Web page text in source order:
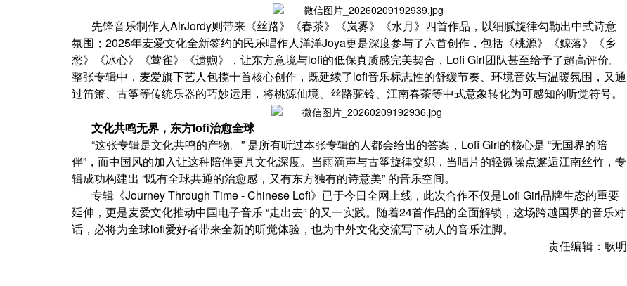
先锋音乐制作人AirJordy则带来《丝路》《春茶》《岚雾》《水月》四首作品，以细腻旋律勾勒出中式诗意
氛围；2025年麦爱文化全新签约的民乐唱作人洋洋Joya更是深度参与了六首创作，包括《桃源》《鲸落》《乡
愁》《冰心》《莺雀》《遗煦》，让东方意境与lofi的低保真质感完美契合，Lofi Girl团队甚至给予了超高评价。
整张专辑中，麦爱旗下艺人包揽十首核心创作，既延续了lofi音乐标志性的舒缓节奏、环境音效与温暖氛围，又通
过笛箫、古筝等传统乐器的巧妙运用，将桃源仙境、丝路驼铃、江南春茶等中式意象转化为可感知的听觉符号。
文化共鸣无界，东方lofi治愈全球
“这张专辑是文化共鸣的产物。” 是所有听过本张专辑的人都会给出的答案，Lofi Girl的核心是 “无国界的陪
伴”，而中国风的加入让这种陪伴更具文化深度。当雨滴声与古筝旋律交织，当唱片的轻微噪点邂逅江南丝竹，专
辑成功构建出 “既有全球共通的治愈感，又有东方独有的诗意美” 的音乐空间。
专辑《Journey Through Time - Chinese Lofi》已于今日全网上线，此次合作不仅是Lofi Girl品牌生态的重要
延伸，更是麦爱文化推动中国电子音乐 “走出去” 的又一实践。随着24首作品的全面解锁，这场跨越国界的音乐对
话，必将为全球lofi爱好者带来全新的听觉体验，也为中外文化交流写下动人的音乐注脚。
责任编辑：耿明